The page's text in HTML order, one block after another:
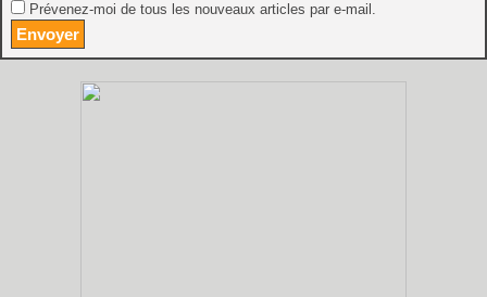
Prévenez-moi de tous les nouveaux articles par e-mail.